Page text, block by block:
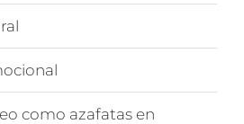
como azafatas en